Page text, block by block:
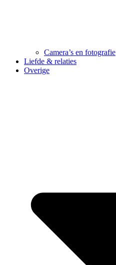
Camera’s en fotografie
Liefde & relaties
Overige